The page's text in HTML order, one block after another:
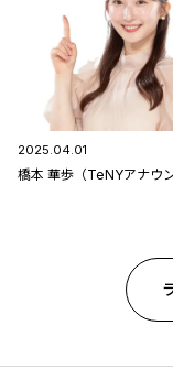
2025.04.01
橋本 華歩（TeNYアナウン